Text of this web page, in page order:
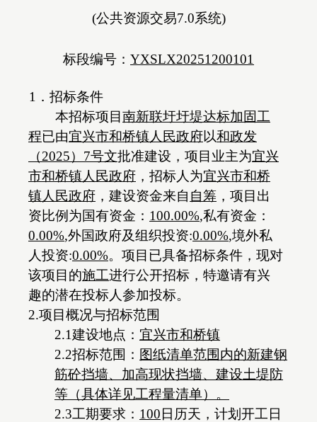
(公共资源交易7.0系统)
标段编号： YXSLX20251200101
1．招标条件
本招标项目 南新联圩圩堤达标加固工
程已由宜兴市和桥镇人民政府以和政发
（2025）7号文批准建设，项目业主为宜兴
市和桥镇人民政府 ，招标人为宜兴市和桥
镇人民政府 ，建设资金来自 自筹 ，项目出
资比例为国有资金： 100.00%,私有资金：
0.00%,外国政府及组织投资:0.00%,境外私
人投资:0.00%。项目已具备招标条件，现对
该项目 的施工进行公开招标，特邀请有兴
趣的潜在投标人参加投标。
2.项目概况与招标范围
2.1建设地点： 宜兴市和桥镇
2.2招标范围： 图纸清单范围内的新建钢
筋砼挡墙、加高现状挡墙、建设土堤防
等（具体详见工程量清单） 。
2.3工期要求： 100 日历天，计划开工日